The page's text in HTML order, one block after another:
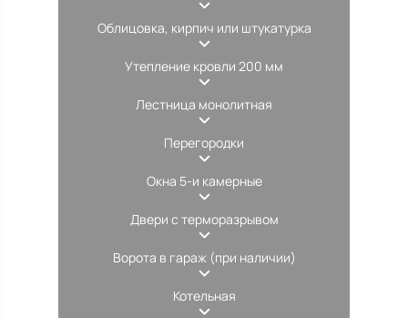
Облицовка, кирпич или штукатурка
Утепление кровли 200 мм
Лестница монолитная
Перегородки
Окна 5-и камерные
Двери с терморазрывом
Ворота в гараж (при наличии)
Котельная